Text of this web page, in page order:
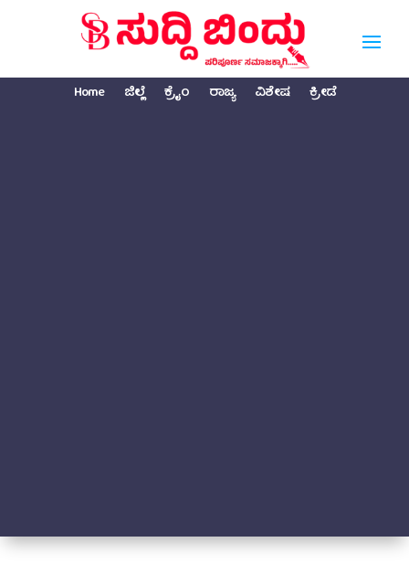
Home ಜಿಲ್ಲೆ ಕ್ರೈಂ ರಾಜ್ಯ ವಿಶೇಷ ಕ್ರೀಡೆ